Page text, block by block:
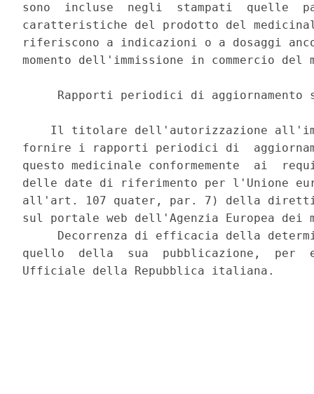
sono  incluse  negli  stampati  quelle
caratteristiche del prodotto del
riferiscono a indicazioni o a dosaggi
momento dell'immissione in commercio
Rapporti periodici di aggiornamento
Il titolare dell'autorizzazione
fornire i rapporti periodici di
questo medicinale conformemente  ai
delle date di riferimento per l'Unione
all'art. 107 quater, par. 7) della
sul portale web dell'Agenzia Europea
Decorrenza di efficacia della
quello  della  sua  pubblicazione,  per